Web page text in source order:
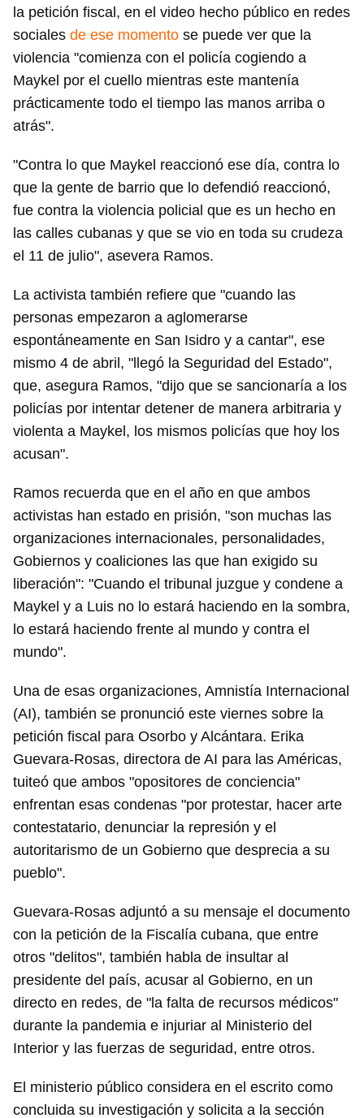
la petición fiscal, en el video hecho público en redes
sociales de ese momento se puede ver que la
violencia "comienza con el policía cogiendo a
Maykel por el cuello mientras este mantenía
prácticamente todo el tiempo las manos arriba o
atrás".
"Contra lo que Maykel reaccionó ese día, contra lo
que la gente de barrio que lo defendió reaccionó,
fue contra la violencia policial que es un hecho en
las calles cubanas y que se vio en toda su crudeza
el 11 de julio", asevera Ramos.
La activista también refiere que "cuando las
personas empezaron a aglomerarse
espontáneamente en San Isidro y a cantar", ese
mismo 4 de abril, "llegó la Seguridad del Estado",
que, asegura Ramos, "dijo que se sancionaría a los
policías por intentar detener de manera arbitraria y
violenta a Maykel, los mismos policías que hoy los
acusan".
Ramos recuerda que en el año en que ambos
activistas han estado en prisión, "son muchas las
organizaciones internacionales, personalidades,
Gobiernos y coaliciones las que han exigido su
liberación": "Cuando el tribunal juzgue y condene a
Maykel y a Luis no lo estará haciendo en la sombra,
lo estará haciendo frente al mundo y contra el
mundo".
Una de esas organizaciones, Amnistía Internacional
(AI), también se pronunció este viernes sobre la
petición fiscal para Osorbo y Alcántara. Erika
Guevara-Rosas, directora de AI para las Américas,
tuiteó que ambos "opositores de conciencia"
enfrentan esas condenas "por protestar, hacer arte
contestatario, denunciar la represión y el
autoritarismo de un Gobierno que desprecia a su
pueblo".
Guevara-Rosas adjuntó a su mensaje el documento
con la petición de la Fiscalía cubana, que entre
otros "delitos", también habla de insultar al
presidente del país, acusar al Gobierno, en un
directo en redes, de "la falta de recursos médicos"
durante la pandemia e injuriar al Ministerio del
Interior y las fuerzas de seguridad, entre otros.
El ministerio público considera en el escrito como
concluida su investigación y solicita a la sección